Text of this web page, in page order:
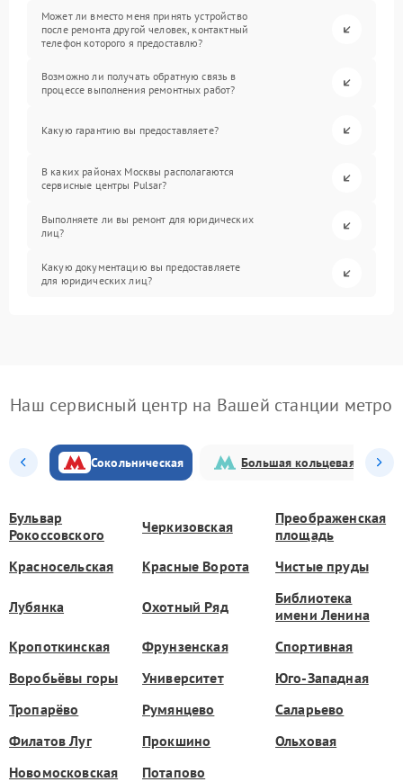
Может ли вместо меня принять устройство
после ремонта другой человек, контактный
телефон которого я предоставлю?
Возможно ли получать обратную связь в
процессе выполнения ремонтных работ?
Какую гарантию вы предоставляете?
В каких районах Москвы располагаются
сервисные центры Pulsar?
Выполняете ли вы ремонт для юридических
лиц?
Какую документацию вы предоставляете
для юридических лиц?
Наш сервисный центр на Вашей станции метро
Сокольническая Большая кольцевая
Бульвар
Рокоссовского
Черкизовская
Преображенская
площадь
Красносельская
Красные Ворота Чистые пруды
Лубянка Охотный Ряд
Библиотека
имени Ленина
Кропоткинская
Фрунзенская
Спортивная
Воробьёвы горы
Университет
Юго-Западная
Тропарёво
Румянцево
Саларьево
Филатов Луг
Прокшино
Ольховая
Новомосковская
Потапово